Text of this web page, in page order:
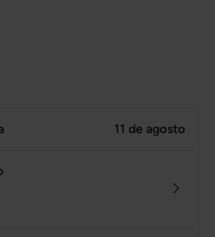
11 de agosto